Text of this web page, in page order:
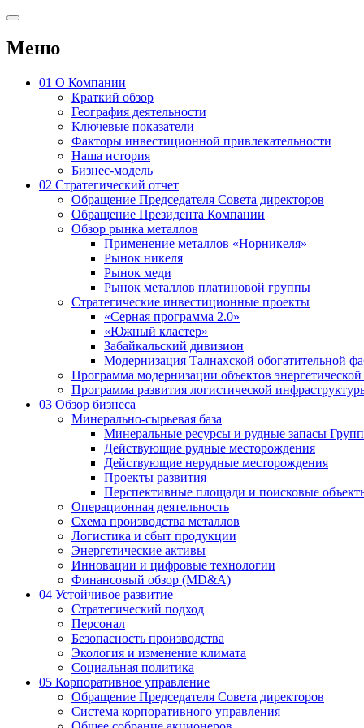
Меню
01 О Компании
Краткий обзор
География деятельности
Ключевые показатели
Факторы инвестиционной привлекательности
Наша история
Бизнес-модель
02 Стратегический отчет
Обращение Председателя Совета директоров
Обращение Президента Компании
Обзор рынка металлов
Применение металлов «Норникеля»
Рынок никеля
Рынок меди
Рынок металлов платиновой группы
Стратегические инвестиционные проекты
«Серная программа 2.0»
«Южный кластер»
Забайкальский дивизион
Модернизация Талнахской обогатительной
Программа модернизации объектов
Программа развития логистической
03 Обзор бизнеса
Минерально-сырьевая база
Минеральные ресурсы и рудные запасы
Действующие рудные месторождения
Действующие нерудные месторождения
Проекты развития
Перспективные площади и поисковые
Операционная деятельность
Схема производства металлов
Логистика и сбыт продукции
Энергетические активы
Инновации и цифровые технологии
Финансовый обзор (MD&A)
04 Устойчивое развитие
Стратегический подход
Персонал
Безопасность производства
Экология и изменение климата
Социальная политика
05 Корпоративное управление
Обращение Председателя Совета директоров
Система корпоративного управления